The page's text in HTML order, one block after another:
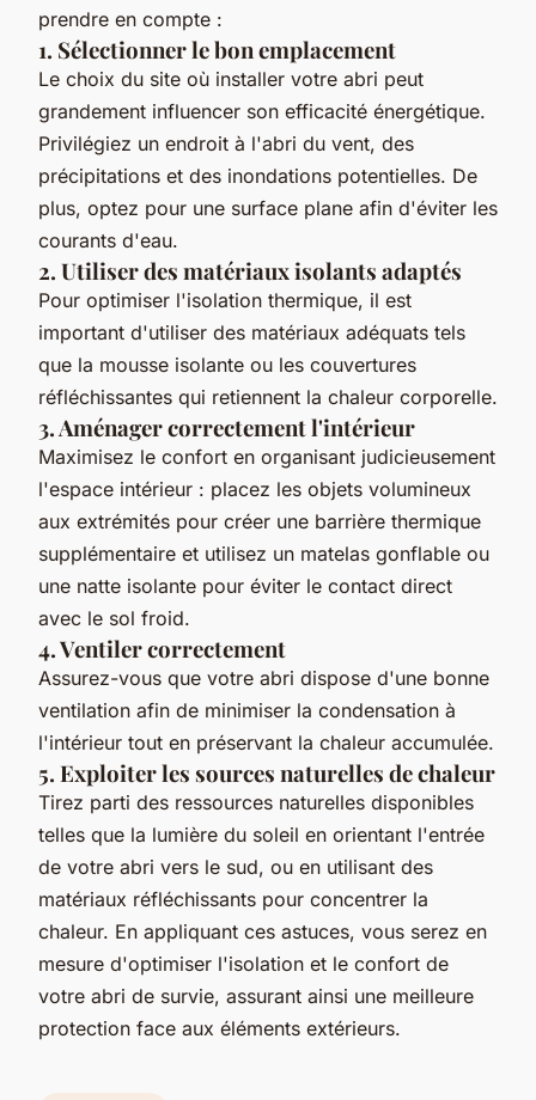
prendre en compte :
1. Sélectionner le bon emplacement
Le choix du site où installer votre abri peut
grandement influencer son efficacité énergétique.
Privilégiez un endroit à l'abri du vent, des
précipitations et des inondations potentielles. De
plus, optez pour une surface plane afin d'éviter les
courants d'eau.
2. Utiliser des matériaux isolants adaptés
Pour optimiser l'isolation thermique, il est
important d'utiliser des matériaux adéquats tels
que la mousse isolante ou les couvertures
réfléchissantes qui retiennent la chaleur corporelle.
3. Aménager correctement l'intérieur
Maximisez le confort en organisant judicieusement
l'espace intérieur : placez les objets volumineux
aux extrémités pour créer une barrière thermique
supplémentaire et utilisez un matelas gonflable ou
une natte isolante pour éviter le contact direct
avec le sol froid.
4. Ventiler correctement
Assurez-vous que votre abri dispose d'une bonne
ventilation afin de minimiser la condensation à
l'intérieur tout en préservant la chaleur accumulée.
5. Exploiter les sources naturelles de chaleur
Tirez parti des ressources naturelles disponibles
telles que la lumière du soleil en orientant l'entrée
de votre abri vers le sud, ou en utilisant des
matériaux réfléchissants pour concentrer la
chaleur. En appliquant ces astuces, vous serez en
mesure d'optimiser l'isolation et le confort de
votre abri de survie, assurant ainsi une meilleure
protection face aux éléments extérieurs.